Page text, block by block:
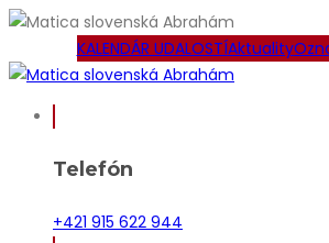
KALENDÁR UDALOSTÍAktuality
Telefón
+421 915 622 944